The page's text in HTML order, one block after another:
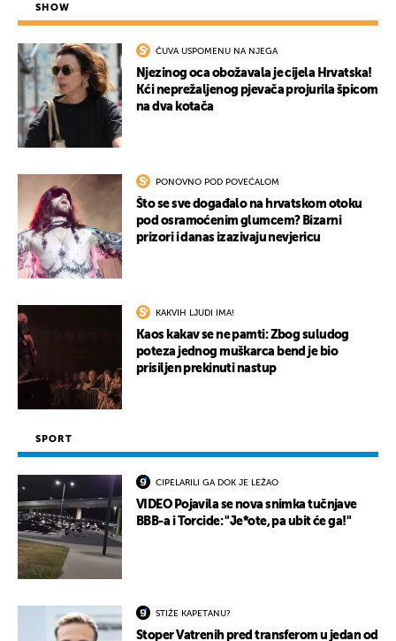
SHOW
ČUVA USPOMENU NA NJEGA
Njezinog oca obožavala je cijela Hrvatska!
Kći neprežaljenog pjevača projurila špicom
na dva kotača
PONOVNO POD POVEĆALOM
Što se sve događalo na hrvatskom otoku
pod osramoćenim glumcem? Bizarni
prizori i danas izazivaju nevjericu
KAKVIH LJUDI IMA!
Kaos kakav se ne pamti: Zbog suludog
poteza jednog muškarca bend je bio
prisiljen prekinuti nastup
SPORT
CIPELARILI GA DOK JE LEŽAO
VIDEO Pojavila se nova snimka tučnjave
BBB-a i Torcide: "Je*ote, pa ubit će ga!"
STIŽE KAPETANU?
Stoper Vatrenih pred transferom u jedan od